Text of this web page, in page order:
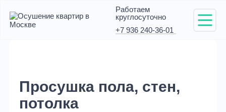
Работаем
круглосуточно
+7 936 240-36-01
Просушка пола, стен,
потолка